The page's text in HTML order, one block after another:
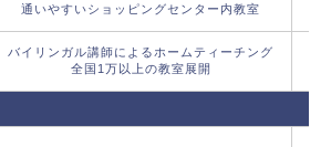
通いやすいショッピングセンター内教室
バイリンガル講師によるホームティーチング
全国1万以上の教室展開